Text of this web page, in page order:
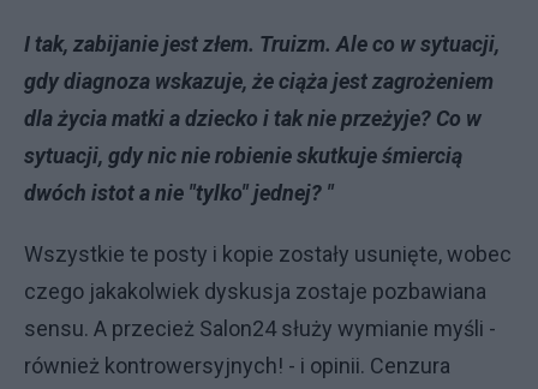
I tak, zabijanie jest złem. Truizm. Ale co w sytuacji,
gdy diagnoza wskazuje, że ciąża jest zagrożeniem
dla życia matki a dziecko i tak nie przeżyje? Co w
sytuacji, gdy nic nie robienie skutkuje śmiercią
dwóch istot a nie "tylko" jednej? "
Wszystkie te posty i kopie zostały usunięte, wobec
czego jakakolwiek dyskusja zostaje pozbawiana
sensu. A przecież Salon24 służy wymianie myśli -
również kontrowersyjnych! - i opinii. Cenzura